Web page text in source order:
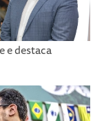
e destaca